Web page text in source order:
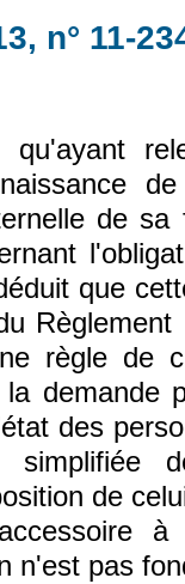
n° 11-
qu'ayant
de sa
que
règle de
demande
des
simplifiée
de
n'est pas